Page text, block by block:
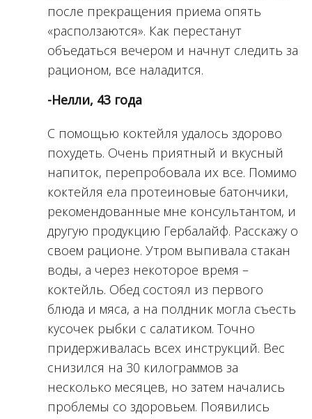
после прекращения приема опять
«расползаются». Как перестанут
объедаться вечером и начнут следить за
рационом, все наладится.
-Нелли, 43 года
С помощью коктейля удалось здорово
похудеть. Очень приятный и вкусный
напиток, перепробовала их все. Помимо
коктейля ела протеиновые батончики,
рекомендованные мне консультантом, и
другую продукцию Гербалайф. Расскажу о
своем рационе. Утром выпивала стакан
воды, а через некоторое время –
коктейль. Обед состоял из первого
блюда и мяса, а на полдник могла съесть
кусочек рыбки с салатиком. Точно
придерживалась всех инструкций. Вес
снизился на 30 килограммов за
несколько месяцев, но затем начались
проблемы со здоровьем. Появились